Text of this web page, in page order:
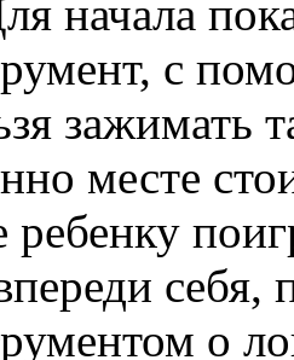
начала
с
зажимать
месте
себя,
о